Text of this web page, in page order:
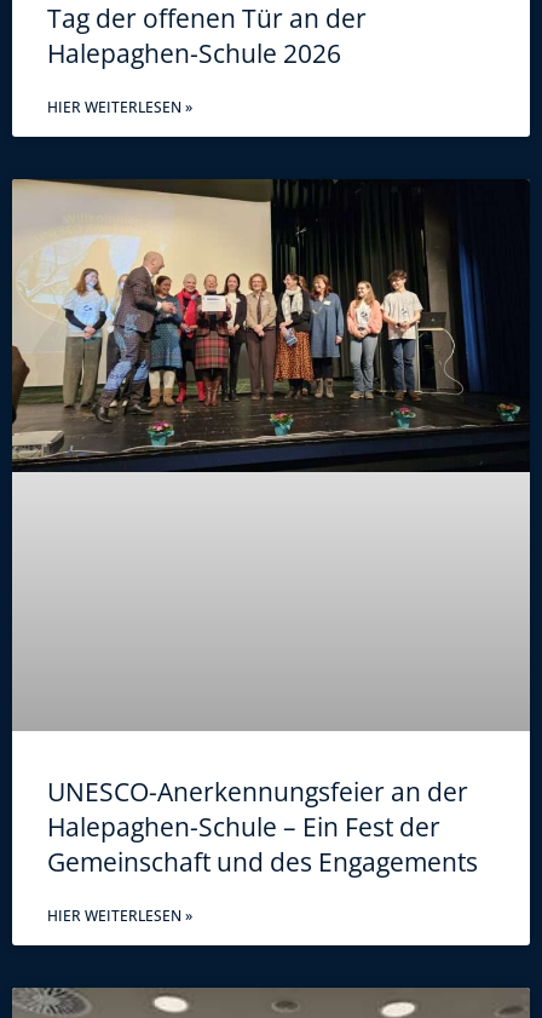
Tag der offenen Tür an der
Halepaghen-Schule 2026
HIER WEITERLESEN »
UNESCO-Anerkennungsfeier an der
Halepaghen-Schule – Ein Fest der
Gemeinschaft und des Engagements
HIER WEITERLESEN »